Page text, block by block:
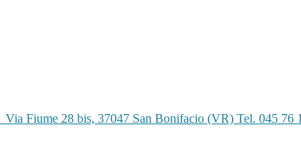
Via Fiume 28 bis, 37047 San Bonifacio (VR) Tel. 045 76